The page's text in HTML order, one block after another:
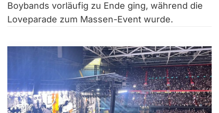
Boybands vorläufig zu Ende ging, während die
Loveparade zum Massen-Event wurde.